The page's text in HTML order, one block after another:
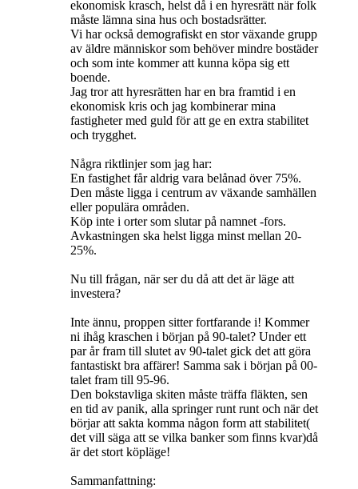
ekonomisk krasch, helst då i en hyresrätt när folk
måste lämna sina hus och bostadsrätter.
Vi har också demografiskt en stor växande grupp
av äldre människor som behöver mindre bostäder
och som inte kommer att kunna köpa sig ett
boende.
Jag tror att hyresrätten har en bra framtid i en
ekonomisk kris och jag kombinerar mina
fastigheter med guld för att ge en extra stabilitet
och trygghet.
Några riktlinjer som jag har:
En fastighet får aldrig vara belånad över 75%.
Den måste ligga i centrum av växande samhällen
eller populära områden.
Köp inte i orter som slutar på namnet -fors.
Avkastningen ska helst ligga minst mellan 20-
25%.
Nu till frågan, när ser du då att det är läge att
investera?
Inte ännu, proppen sitter fortfarande i! Kommer
ni ihåg kraschen i början på 90-talet? Under ett
par år fram till slutet av 90-talet gick det att göra
fantastiskt bra affärer! Samma sak i början på 00-
talet fram till 95-96.
Den bokstavliga skiten måste träffa fläkten, sen
en tid av panik, alla springer runt runt och när det
börjar att sakta komma någon form att stabilitet(
det vill säga att se vilka banker som finns kvar)då
är det stort köpläge!
Sammanfattning: